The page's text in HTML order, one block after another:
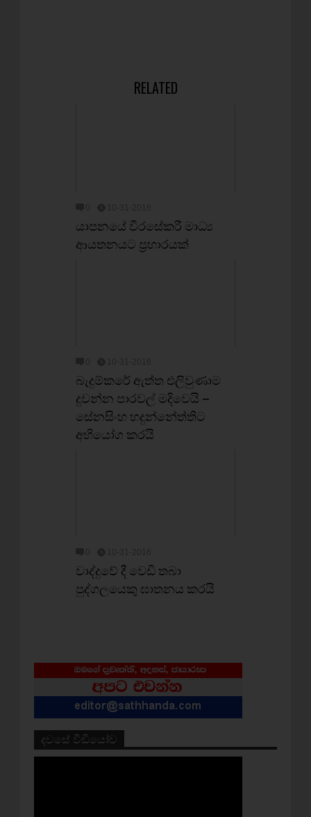
RELATED
යාපනයේ වීරසේකරී මාධ්‍ය
ආයතනයට ප්‍රහාරයක්
බැදුම්කරේ ඇත්ත එලිවුණාම
දුවන්න පාරවල් මදිවෙයි –
සේනසිංහ හදුන්නේත්තිට
අභියෝග කරයි
වාද්දුවේ දී වෙඩි තබා
පුද්ගලයෙකු ඝාතනය කරයි
දවසේ වීඩියෝව